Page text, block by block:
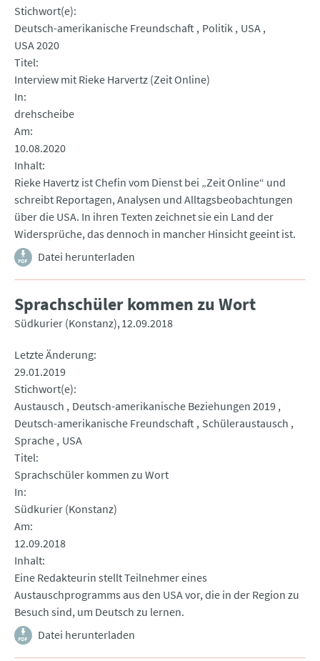
Stichwort(e)
Deutsch-amerikanische Freundschaft Politik USA
USA 2020
Titel
Interview mit Rieke Harvertz (Zeit Online)
In
drehscheibe
Am
10.08.2020
Inhalt
Rieke Havertz ist Chefin vom Dienst bei „Zeit Online“ und
schreibt Reportagen, Analysen und Alltagsbeobachtungen
über die USA. In ihren Texten zeichnet sie ein Land der
Widersprüche, das dennoch in mancher Hinsicht geeint ist.
Datei herunterladen
Sprachschüler kommen zu Wort
Südkurier (Konstanz) 12.09.2018
Letzte Änderung
29.01.2019
Stichwort(e)
Austausch
Deutsch-amerikanische Beziehungen 2019
Deutsch-amerikanische Freundschaft Schüleraustausch
Sprache USA
Titel
Sprachschüler kommen zu Wort
In
Südkurier (Konstanz)
Am
12.09.2018
Inhalt
Eine Redakteurin stellt Teilnehmer eines
Austauschprogramms aus den USA vor, die in der Region zu
Besuch sind, um Deutsch zu lernen.
Datei herunterladen